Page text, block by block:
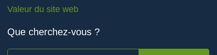
Valeur du site web
Que cherchez-vous ?